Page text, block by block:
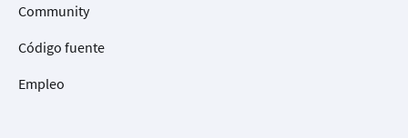
Community
Código fuente
Empleo